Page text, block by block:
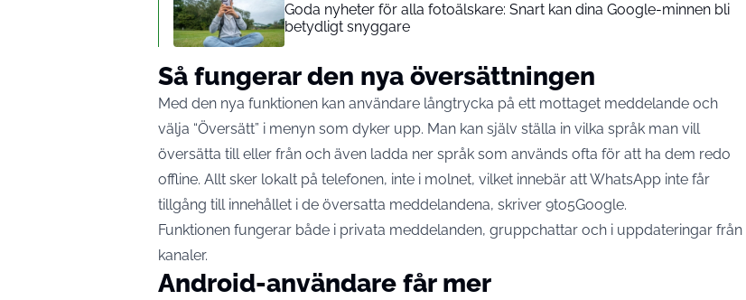
Goda nyheter för alla fotoälskare: Snart kan dina Google-minnen bli
betydligt snyggare
Så fungerar den nya översättningen
Med den nya funktionen kan användare långtrycka på ett mottaget meddelande och
välja “Översätt” i menyn som dyker upp. Man kan själv ställa in vilka språk man vill
översätta till eller från och även ladda ner språk som används ofta för att ha dem redo
offline. Allt sker lokalt på telefonen, inte i molnet, vilket innebär att WhatsApp inte får
tillgång till innehållet i de översatta meddelandena, skriver 9to5Google.
Funktionen fungerar både i privata meddelanden, gruppchattar och i uppdateringar från
kanaler.
Android-användare får mer